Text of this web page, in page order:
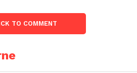
TO COMMENT